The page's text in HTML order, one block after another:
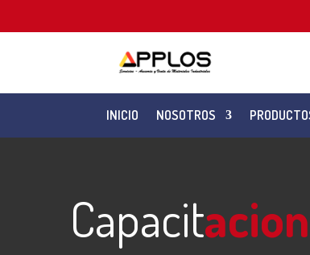
INICIO NOSOTROS
Capacit